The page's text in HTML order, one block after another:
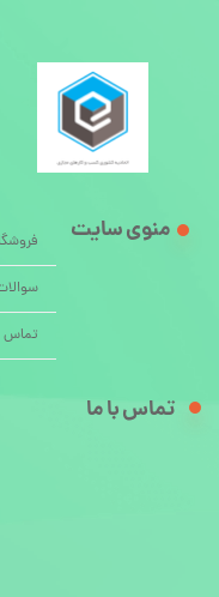
تماس
منوی سایت
تماس با ما